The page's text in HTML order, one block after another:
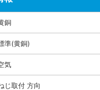
銅
準(黄銅)
気
じ取付 方向